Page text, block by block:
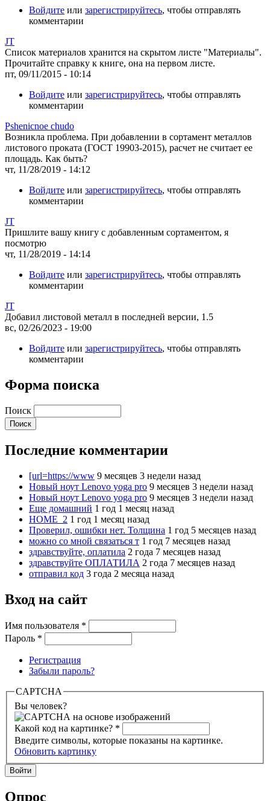
Войдите или зарегистрируйтесь, чтобы отправлять
комментарии
JT
Список материалов хранится на скрытом листе "Материалы".
Прочитайте справку к книге, она на первом листе.
пт, 09/11/2015 - 10:14
Войдите или зарегистрируйтесь, чтобы отправлять
комментарии
Pshenicnoe chudo
Возникла проблема. При добавлении в сортамент металлов
листового проката (ГОСТ 19903-2015), расчет не считает ее
площадь. Как быть?
чт, 11/28/2019 - 14:12
Войдите или зарегистрируйтесь, чтобы отправлять
комментарии
JT
Пришлите вашу книгу с добавленным сортаментом, я
посмотрю
чт, 11/28/2019 - 14:14
Войдите или зарегистрируйтесь, чтобы отправлять
комментарии
JT
Добавил листовой металл в последней версии, 1.5
вс, 02/26/2023 - 19:00
Войдите или зарегистрируйтесь, чтобы отправлять
комментарии
Форма поиска
Поиск
Последние комментарии
[url=https://www 9 месяцев 3 недели назад
Новый ноут Lenovo yoga pro 9 месяцев 3 недели назад
Новый ноут Lenovo yoga pro 9 месяцев 3 недели назад
Еще домашний 1 год 1 месяц назад
HOME_2 1 год 1 месяц назад
Проверил, ошибки нет. Толщина 1 год 5 месяцев назад
можно со мной связаться т 1 год 7 месяцев назад
здравствуйте, оплатила 2 года 7 месяцев назад
здравствуйте ОПЛАТИЛА 2 года 7 месяцев назад
отправил код 3 года 2 месяца назад
Вход на сайт
Имя пользователя *
Пароль *
Регистрация
Забыли пароль?
CAPTCHA
Вы человек?
Какой код на картинке? *
Введите символы, которые показаны на картинке.
Обновить картинку
Опрос